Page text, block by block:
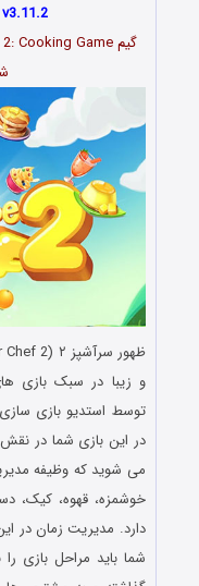
v3.11.2 برای گوشی های اندروید
و زیبا در سبک بازی
می شوید که وظیفه
خوشمزه، قهوه، کیک،
دارد. مدیریت زمان در
شما باید مراحل بازی